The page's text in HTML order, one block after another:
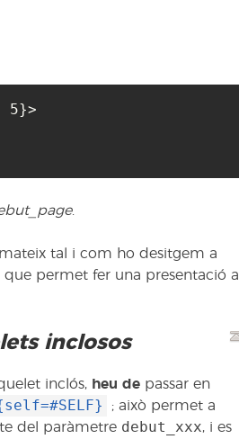
5}>
.
tal i com ho desitgem a
que permet fer una presentació a
inclosos
inclós, heu de passar en
; això permet a
del paràmetre debut_xxx, i es